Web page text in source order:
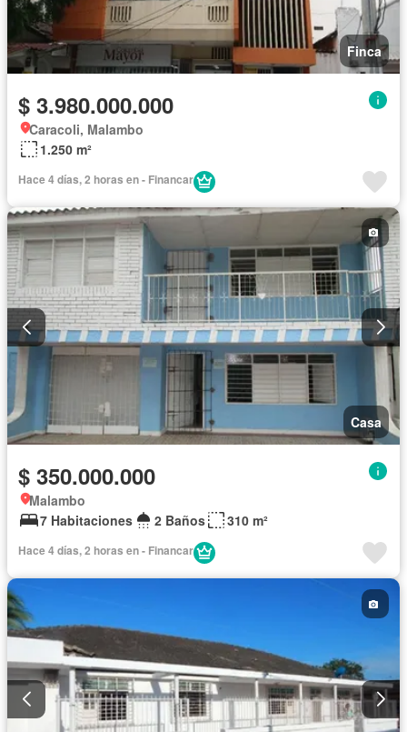
Finca
$ 3.980.000.000
Caracoli, Malambo
1.250 m²
Hace 4 días, 2 horas en - Financar
Casa
$ 350.000.000
Malambo
7 Habitaciones
2 Baños 310 m²
Hace 4 días, 2 horas en - Financar